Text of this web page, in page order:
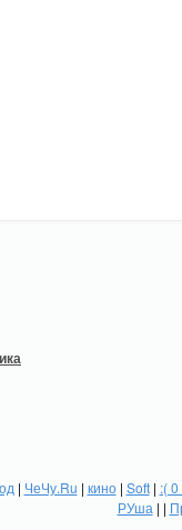
| ЧеЧу.Ru | кино| Soft| :(
РУша | |